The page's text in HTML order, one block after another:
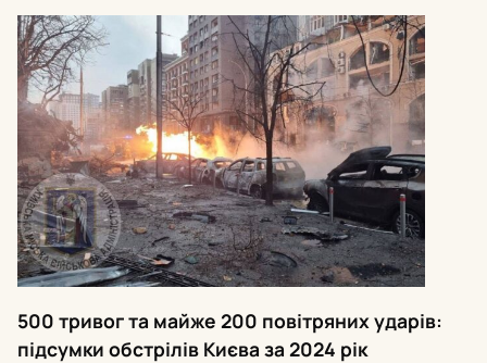
500 тривог та майже 200 повітряних ударів:
підсумки обстрілів Києва за 2024 рік